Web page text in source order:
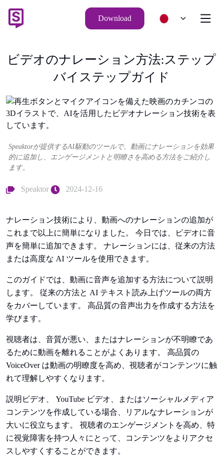
Download
ビデオのナレーション方法:ステップ
バイステップガイド
Speaktorが提供するAI駆動のツールで、動画にナレーションを効果
的に追加し、エンゲージメントと明瞭さを高める方法をご紹介し
ます。
Speaktor 2024-12-16
ナレーション技術により、動画へのナレーションの追加が
これまで以上に簡単になりました。 今日では、ビデオに音
声を簡単に追加できます。 ナレーションには、従来の方法
または高度な AI ツールを使用できます。
このガイドでは、動画に音声を追加する方法について説明
します。 従来の方法と AI テキスト読み上げツールの両方
をカバーしています。 高品質の音声出力を作成する方法を
学びます。
視聴者は、音質が悪い、またはナレーションが不明瞭であ
るために動画を離れることがよくあります。 高品質の
VoiceOver は動画の明瞭度を高め、視聴者がコンテンツに触
れて理解しやすくなります。
説明ビデオ、 YouTube ビデオ、またはソーシャルメディア
コンテンツを作成している場合、リアルなナレーションが
大いに役立ちます。 視聴者のエンゲージメントを高め、特
に視覚障害を持つ人々にとって、コンテンツをよりアクセ
スしやすくすることができます。